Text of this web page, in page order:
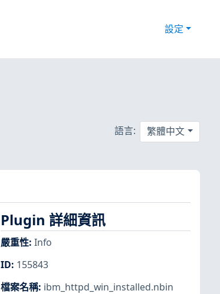
設定
語言: 繁體中文
Plugin 詳細資訊
嚴重性: Info
ID: 155843
檔案名稱: ibm_httpd_win_installed.nbin